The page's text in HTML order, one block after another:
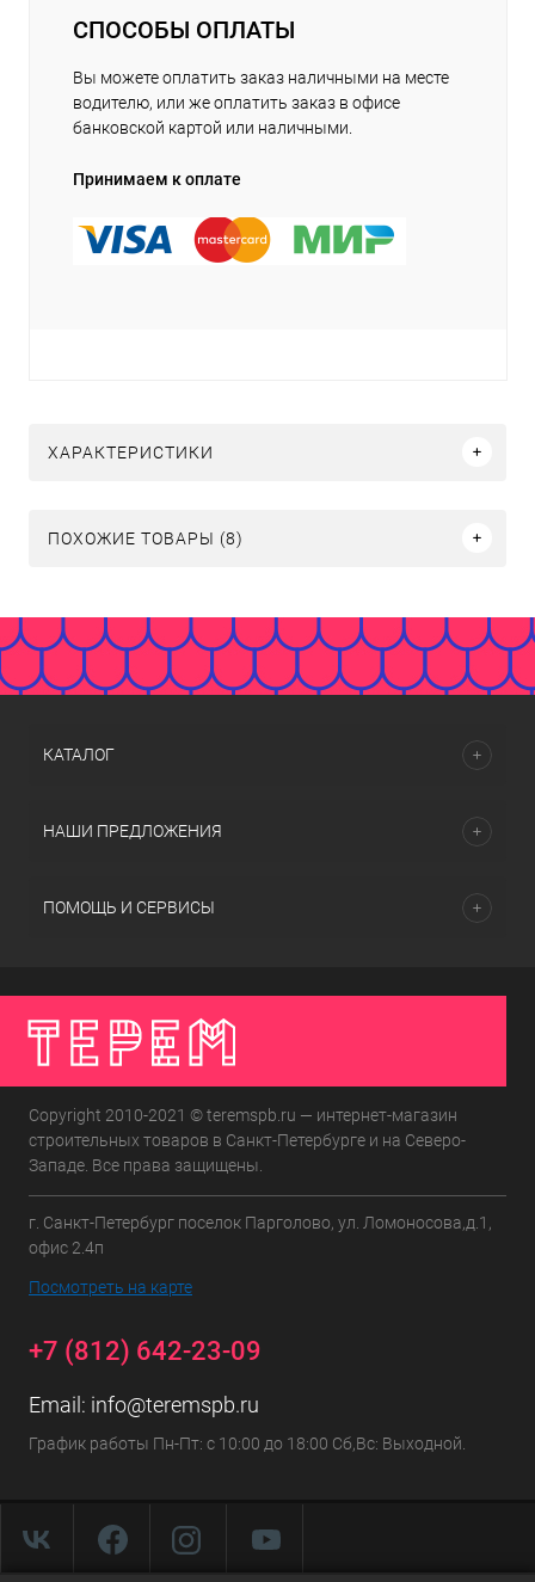
СПОСОБЫ ОПЛАТЫ
Вы можете оплатить заказ наличными на месте
водителю, или же оплатить заказ в офисе
банковской картой или наличными.
Принимаем к оплате
ХАРАКТЕРИСТИКИ
ПОХОЖИЕ ТОВАРЫ (8)
КАТАЛОГ
НАШИ ПРЕДЛОЖЕНИЯ
ПОМОЩЬ И СЕРВИСЫ
Copyright 2010-2021 © teremspb.ru — интернет-магазин
строительных товаров в Санкт-Петербурге и на Северо-
Западе. Все права защищены.
г. Санкт-Петербург поселок Парголово, ул. Ломоносова,д.1,
офис 2.4п
Посмотреть на карте
+7 (812) 642-23-09
Email: info@teremspb.ru
График работы Пн-Пт: с 10:00 до 18:00 Сб,Вс: Выходной.